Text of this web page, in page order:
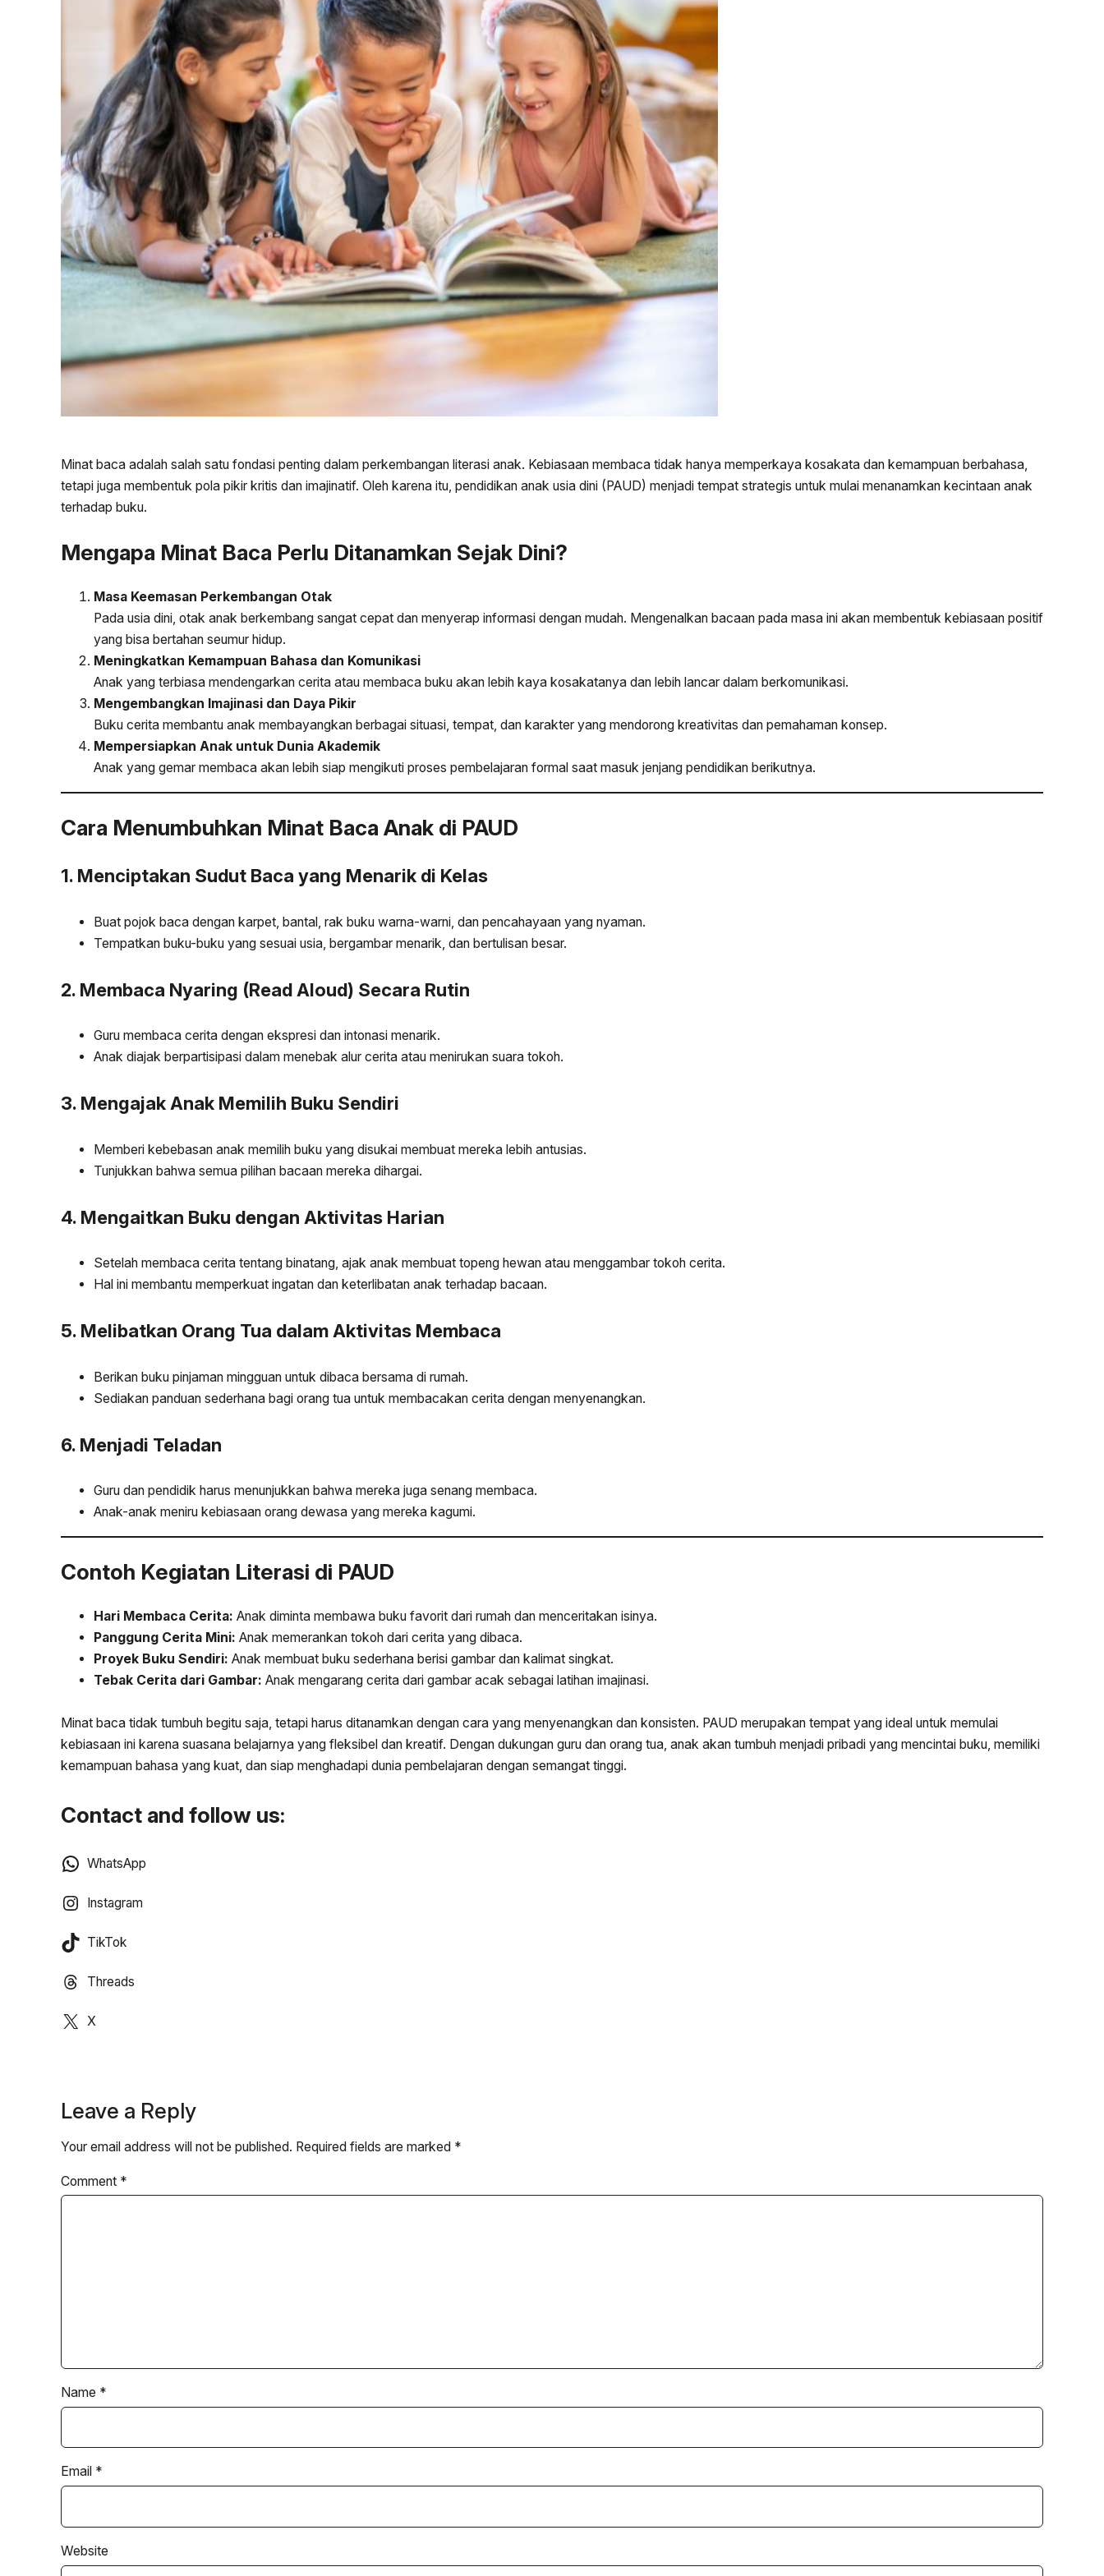
Minat baca adalah salah satu fondasi penting dalam perkembangan literasi anak. Kebiasaan membaca tidak hanya memperkaya kosakata dan kemampuan berbahasa,
tetapi juga membentuk pola pikir kritis dan imajinatif. Oleh karena itu, pendidikan anak usia dini (PAUD) menjadi tempat strategis untuk mulai menanamkan kecintaan anak
terhadap buku.
Mengapa Minat Baca Perlu Ditanamkan Sejak Dini?
Masa Keemasan Perkembangan Otak
Pada usia dini, otak anak berkembang sangat cepat dan menyerap informasi dengan mudah. Mengenalkan bacaan pada masa ini akan membentuk kebiasaan positif
yang bisa bertahan seumur hidup.
Meningkatkan Kemampuan Bahasa dan Komunikasi
Anak yang terbiasa mendengarkan cerita atau membaca buku akan lebih kaya kosakatanya dan lebih lancar dalam berkomunikasi.
Mengembangkan Imajinasi dan Daya Pikir
Buku cerita membantu anak membayangkan berbagai situasi, tempat, dan karakter yang mendorong kreativitas dan pemahaman konsep.
Mempersiapkan Anak untuk Dunia Akademik
Anak yang gemar membaca akan lebih siap mengikuti proses pembelajaran formal saat masuk jenjang pendidikan berikutnya.
Cara Menumbuhkan Minat Baca Anak di PAUD
1. Menciptakan Sudut Baca yang Menarik di Kelas
Buat pojok baca dengan karpet, bantal, rak buku warna-warni, dan pencahayaan yang nyaman.
Tempatkan buku-buku yang sesuai usia, bergambar menarik, dan bertulisan besar.
2. Membaca Nyaring (Read Aloud) Secara Rutin
Guru membaca cerita dengan ekspresi dan intonasi menarik.
Anak diajak berpartisipasi dalam menebak alur cerita atau menirukan suara tokoh.
3. Mengajak Anak Memilih Buku Sendiri
Memberi kebebasan anak memilih buku yang disukai membuat mereka lebih antusias.
Tunjukkan bahwa semua pilihan bacaan mereka dihargai.
4. Mengaitkan Buku dengan Aktivitas Harian
Setelah membaca cerita tentang binatang, ajak anak membuat topeng hewan atau menggambar tokoh cerita.
Hal ini membantu memperkuat ingatan dan keterlibatan anak terhadap bacaan.
5. Melibatkan Orang Tua dalam Aktivitas Membaca
Berikan buku pinjaman mingguan untuk dibaca bersama di rumah.
Sediakan panduan sederhana bagi orang tua untuk membacakan cerita dengan menyenangkan.
6. Menjadi Teladan
Guru dan pendidik harus menunjukkan bahwa mereka juga senang membaca.
Anak-anak meniru kebiasaan orang dewasa yang mereka kagumi.
Contoh Kegiatan Literasi di PAUD
Hari Membaca Cerita: Anak diminta membawa buku favorit dari rumah dan menceritakan isinya.
Panggung Cerita Mini: Anak memerankan tokoh dari cerita yang dibaca.
Proyek Buku Sendiri: Anak membuat buku sederhana berisi gambar dan kalimat singkat.
Tebak Cerita dari Gambar: Anak mengarang cerita dari gambar acak sebagai latihan imajinasi.
Minat baca tidak tumbuh begitu saja, tetapi harus ditanamkan dengan cara yang menyenangkan dan konsisten. PAUD merupakan tempat yang ideal untuk memulai
kebiasaan ini karena suasana belajarnya yang fleksibel dan kreatif. Dengan dukungan guru dan orang tua, anak akan tumbuh menjadi pribadi yang mencintai buku, memiliki
kemampuan bahasa yang kuat, dan siap menghadapi dunia pembelajaran dengan semangat tinggi.
Contact and follow us:
WhatsApp
Instagram
TikTok
Threads
X
Leave a Reply
Your email address will not be published. Required fields are marked *
Comment *
Name *
Email *
Website